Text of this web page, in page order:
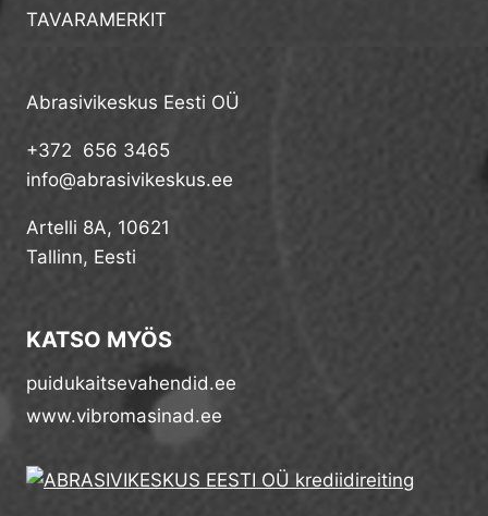
TAVARAMERKIT
Abrasivikeskus Eesti OÜ
+372 656 3465
info@abrasivikeskus.ee
Artelli 8A, 10621
Tallinn, Eesti
KATSO MYÖS
puidukaitsevahendid.ee
www.vibromasinad.ee